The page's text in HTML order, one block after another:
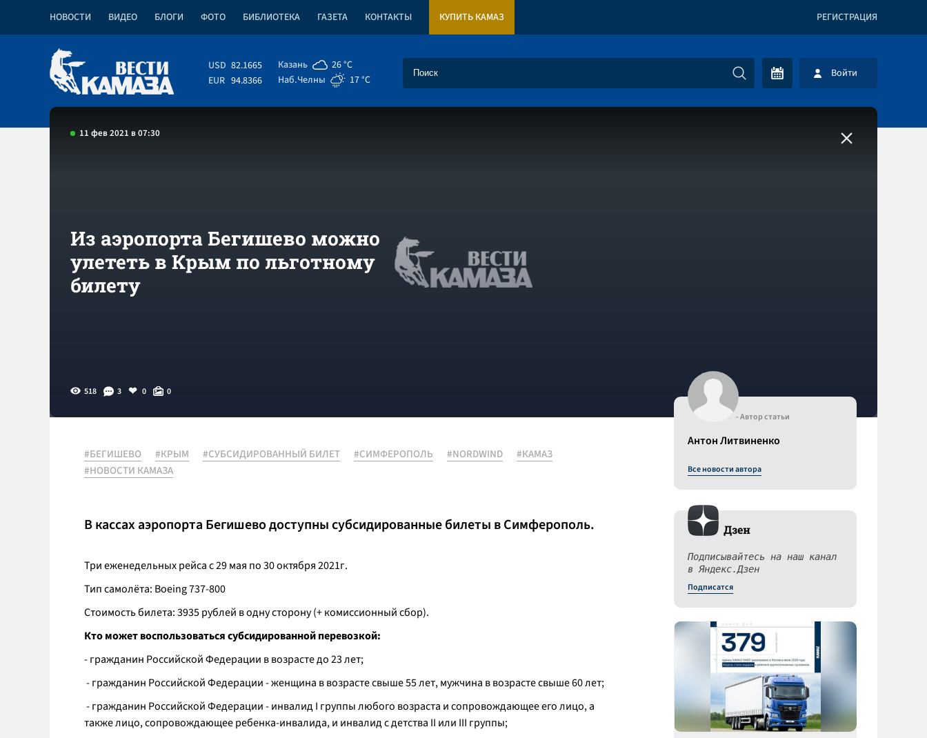
НОВОСТИ ВИДЕО БЛОГИ ФОТО БИБЛИОТЕКА ГАЗЕТА КОНТАКТЫ КУПИТЬ КАМАЗ РЕГИСТРАЦИЯ
USD 82.1665
EUR 94.8366
Казань
26 °C
Наб.Челны
17 °C Войти
11 фев 2021 в 07:30
Из аэропорта Бегишево можно
улететь в Крым по льготному
билету
518 3 0 0
#БЕГИШЕВО #КРЫМ #СУБСИДИРОВАННЫЙ БИЛЕТ #СИМФЕРОПОЛЬ #NORDWIND
#КАМАЗ
#НОВОСТИ КАМАЗА
В кассах аэропорта Бегишево доступны субсидированные билеты в Симферополь.
Три еженедельных рейса с 29 мая по 30 октября 2021г.
Тип самолёта: Boeing 737-800
Стоимость билета: 3935 рублей в одну сторону (+ комиссионный сбор).
Кто может воспользоваться субсидированной перевозкой:
- гражданин Российской Федерации в возрасте до 23 лет;
- гражданин Российской Федерации - женщина в возрасте свыше 55 лет, мужчина в возрасте свыше 60 лет;
- гражданин Российской Федерации - инвалид I группы любого возраста и сопровождающее его лицо, а
также лицо, сопровождающее ребенка-инвалида, и инвалид с детства II или III группы;
- Автор статьи
Антон Литвиненко
Все новости автора
Дзен
Подписывайтесь на наш канал
в Яндекс.Дзен
Подписатся